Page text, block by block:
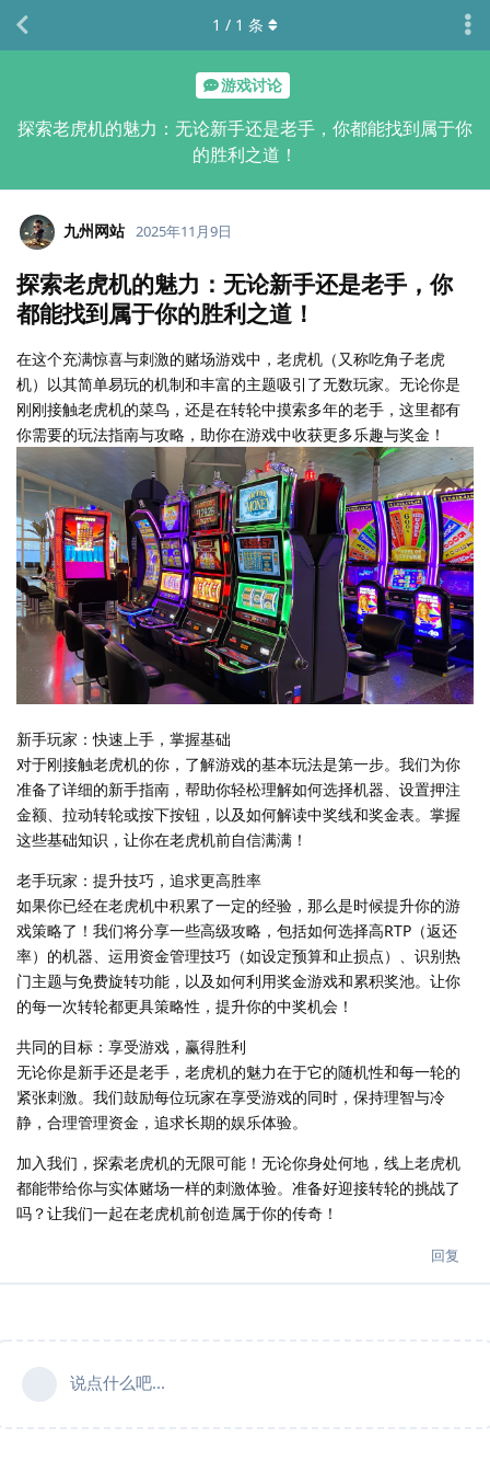
游戏讨论
探索老虎机的魅力：无论新手还是老手，你都能找到属于你
的胜利之道！
1 / 1 条
九州网站 2025年11月9日
探索老虎机的魅力：无论新手还是老手，你
都能找到属于你的胜利之道！
在这个充满惊喜与刺激的赌场游戏中，老虎机（又称吃角子老虎
机）以其简单易玩的机制和丰富的主题吸引了无数玩家。无论你是
刚刚接触老虎机的菜鸟，还是在转轮中摸索多年的老手，这里都有
你需要的玩法指南与攻略，助你在游戏中收获更多乐趣与奖金！
新手玩家：快速上手，掌握基础
对于刚接触老虎机的你，了解游戏的基本玩法是第一步。我们为你
准备了详细的新手指南，帮助你轻松理解如何选择机器、设置押注
金额、拉动转轮或按下按钮，以及如何解读中奖线和奖金表。掌握
这些基础知识，让你在老虎机前自信满满！
老手玩家：提升技巧，追求更高胜率
如果你已经在老虎机中积累了一定的经验，那么是时候提升你的游
戏策略了！我们将分享一些高级攻略，包括如何选择高RTP（返还
率）的机器、运用资金管理技巧（如设定预算和止损点）、识别热
门主题与免费旋转功能，以及如何利用奖金游戏和累积奖池。让你
的每一次转轮都更具策略性，提升你的中奖机会！
共同的目标：享受游戏，赢得胜利
无论你是新手还是老手，老虎机的魅力在于它的随机性和每一轮的
紧张刺激。我们鼓励每位玩家在享受游戏的同时，保持理智与冷
静，合理管理资金，追求长期的娱乐体验。
加入我们，探索老虎机的无限可能！无论你身处何地，线上老虎机
都能带给你与实体赌场一样的刺激体验。准备好迎接转轮的挑战了
吗？让我们一起在老虎机前创造属于你的传奇！
回复
说点什么吧...